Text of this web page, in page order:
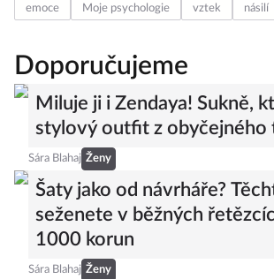
emoce Moje psychologie vztek násilí
Doporučujeme
Miluje ji i Zendaya! Sukně,
stylový outfit z obyčejného
Sára Blahaj Ženy
Šaty jako od návrháře?
seženete v běžných
1000 korun
Sára Blahaj Ženy